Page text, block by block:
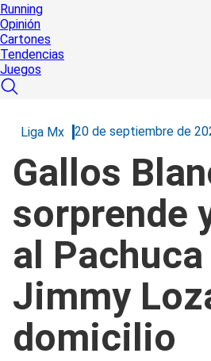
Running
Opinión
Cartones
Tendencias
Juegos
Liga Mx 20 de septiembre de
Gallos
sorprende
al
Jimmy
domicilio